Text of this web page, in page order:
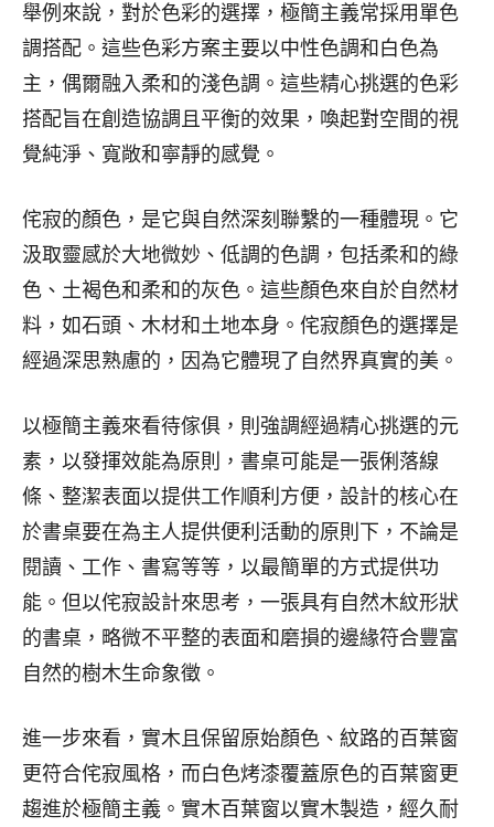
舉例來說，對於色彩的選擇，極簡主義常採用單色
調搭配。這些色彩方案主要以中性色調和白色為
主，偶爾融入柔和的淺色調。這些精心挑選的色彩
搭配旨在創造協調且平衡的效果，喚起對空間的視
覺純淨、寬敞和寧靜的感覺。
侘寂的顏色，是它與自然深刻聯繫的一種體現。它
汲取靈感於大地微妙、低調的色調，包括柔和的綠
色、土褐色和柔和的灰色。這些顏色來自於自然材
料，如石頭、木材和土地本身。侘寂顏色的選擇是
經過深思熟慮的，因為它體現了自然界真實的美。
以極簡主義來看待傢俱，則強調經過精心挑選的元
素，以發揮效能為原則，書桌可能是一張俐落線
條、整潔表面以提供工作順利方便，設計的核心在
於書桌要在為主人提供便利活動的原則下，不論是
閱讀、工作、書寫等等，以最簡單的方式提供功
能。但以侘寂設計來思考，一張具有自然木紋形狀
的書桌，略微不平整的表面和磨損的邊緣符合豐富
自然的樹木生命象徵。
進一步來看，實木且保留原始顏色、紋路的百葉窗
更符合侘寂風格，而白色烤漆覆蓋原色的百葉窗更
趨進於極簡主義。實木百葉窗以實木製造，經久耐